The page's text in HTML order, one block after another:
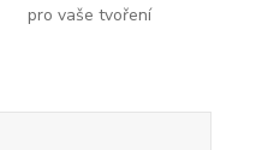
pro vaše tvoření